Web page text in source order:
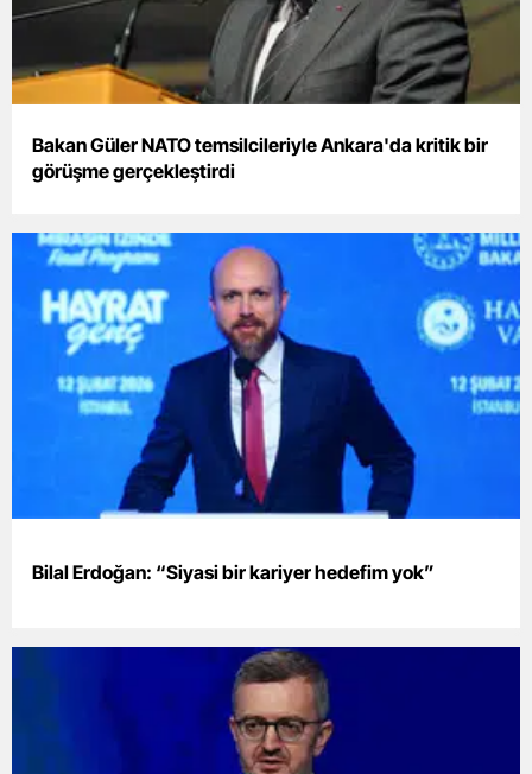
Bakan Güler NATO temsilcileriyle Ankara'da kritik bir
görüşme gerçekleştirdi
Bilal Erdoğan: “Siyasi bir kariyer hedefim yok”